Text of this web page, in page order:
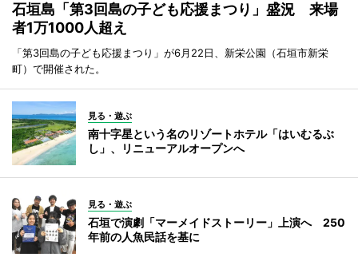
石垣島「第3回島の子ども応援まつり」盛況 来場
者1万1000人超え
「第3回島の子ども応援まつり」が6月22日、新栄公園（石垣市新栄
町）で開催された。
見る・遊ぶ
南十字星という名のリゾートホテル「はいむるぶ
し」、リニューアルオープンへ
見る・遊ぶ
石垣で演劇「マーメイドストーリー」上演へ 250
年前の人魚民話を基に